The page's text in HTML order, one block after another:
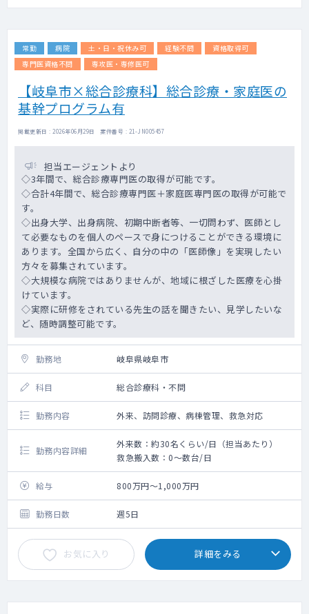
常勤 病院 土・日・祝休み可 経験不問
資格取得可
専門医資格不問
専攻医・専修医可
【岐阜市×総合診療科】総合診療・家庭医の
基幹プログラム有
掲載更新日 : 2026年06月29日 案件番号 : 21-JN005457
担当エージェントより
◇3年間で、総合診療専門医の取得が可能です。
◇合計4年間で、総合診療専門医＋家庭医専門医の取得が可能で
す。
◇出身大学、出身病院、初期中断者等、一切問わず、医師とし
て必要なものを個人のペースで身につけることができる環境に
あります。全国から広く、自分の中の「医師像」を実現したい
方々を募集されています。
◇大規模な病院ではありませんが、地域に根ざした医療を心掛
けています。
◇実際に研修をされている先生の話を聞きたい、見学したいな
ど、随時調整可能です。
勤務地 岐阜県岐阜市
科目 総合診療科・不問
勤務内容 外来、訪問診療、病棟管理、救急対応
勤務内容詳細
外来数：約30名くらい/日（担当あたり）
救急搬入数：0～数台/日
給与 800万円～1,000万円
勤務日数 週5日
お気に入り 詳細をみる